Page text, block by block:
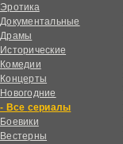
Эротика
Документальные
Драмы
Исторические
Комедии
Концерты
Новогодние
сериалы
Боевики
Вестерны